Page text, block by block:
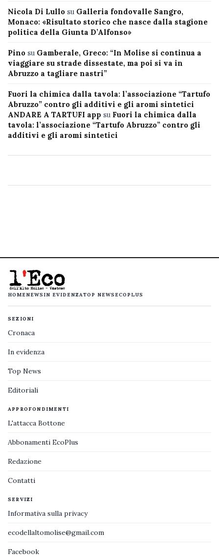
Nicola Di Lullo su Galleria fondovalle Sangro,
Monaco: «Risultato storico che nasce dalla stagione
politica della Giunta D’Alfonso»
Pino su Gamberale, Greco: “In Molise si continua a
viaggiare su strade dissestate, ma poi si va in
Abruzzo a tagliare nastri”
Fuori la chimica dalla tavola: l’associazione “Tartufo
Abruzzo” contro gli additivi e gli aromi sintetici
ANDARE A TARTUFI app su Fuori la chimica dalla
tavola: l’associazione “Tartufo Abruzzo” contro gli
additivi e gli aromi sintetici
HOMENEWS IN EVIDENZATOP NEWS ECOPLUS
SEZIONI
Cronaca
In evidenza
Top News
Editoriali
APPROFONDIMENTI
L'attacca Bottone
Abbonamenti EcoPlus
Redazione
Contatti
SERVIZI
Informativa sulla privacy
ecodellaltomolise@gmail.com
Facebook